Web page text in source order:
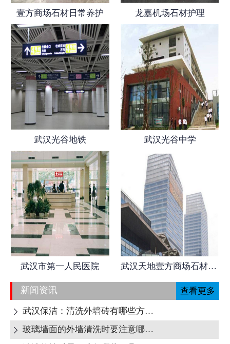
壹方商场石材日常养护 龙嘉机场石材护理
武汉光谷地铁 武汉光谷中学
武汉市第一人民医院 武汉天地壹方商场石材日常养护
新闻资讯 查看更多

武汉保洁：清洗外墙砖有哪些方式呢?

玻璃墙面的外墙清洗时要注意哪些地方呢?